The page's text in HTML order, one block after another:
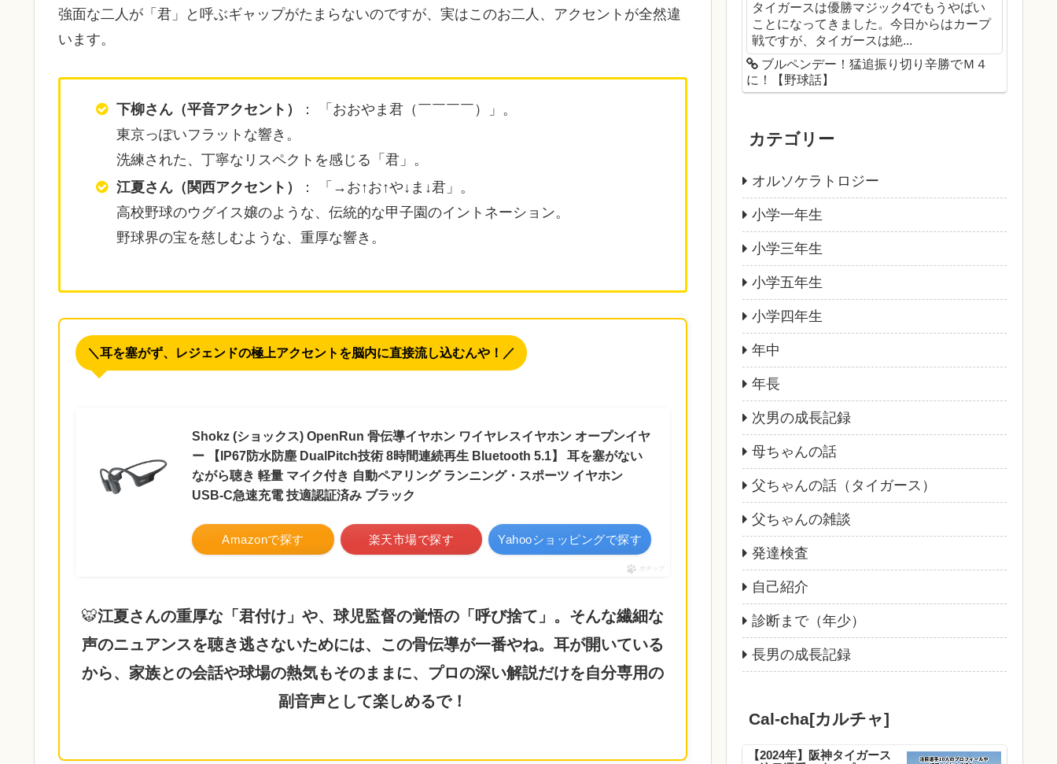
強面な二人が「君」と呼ぶギャップがたまらないのですが、実はこのお二人、アクセントが全然違
います。
下柳さん（平音アクセント）
： 「おおやま君（￣￣￣￣）」。
東京っぽいフラットな響き。
洗練された、丁寧なリスペクトを感じる「君」。
江夏さん（関西アクセント）
： 「→お↑お↑や↓ま↓君」。
高校野球のウグイス嬢のような、伝統的な甲子園のイントネーション。
野球界の宝を慈しむような、重厚な響き。
＼耳を塞がず、レジェンドの極上アクセントを脳内に直接流し込むんや！／
Shokz (ショックス) OpenRun 骨伝導イヤホン ワイヤレスイヤホン オープンイヤ
ー 【IP67防水防塵 DualPitch技術 8時間連続再生 Bluetooth 5.1】 耳を塞がない
ながら聴き 軽量 マイク付き 自動ペアリング ランニング・スポーツ イヤホン
USB-C急速充電 技適認証済み ブラック
Amazonで探す 楽天市場で探す Yahooショッピングで探す
ポチップ
🐯江夏さんの重厚な「君付け」や、球児監督の覚悟の「呼び捨て」。そんな繊細な
声のニュアンスを聴き逃さないためには、この骨伝導が一番やね。耳が開いている
から、家族との会話や球場の熱気もそのままに、プロの深い解説だけを自分専用の
副音声として楽しめるで！
タイガースは優勝マジック4でもうやばい
ことになってきました。今日からはカープ
戦ですが、タイガースは絶...
ブルペンデー！猛追振り切り辛勝でＭ４
に！【野球話】
カテゴリー
オルソケラトロジー
小学一年生
小学三年生
小学五年生
小学四年生
年中
年長
次男の成長記録
母ちゃんの話
父ちゃんの話（タイガース）
父ちゃんの雑談
発達検査
自己紹介
診断まで（年少）
長男の成長記録
Cal-cha[カルチャ]
【2024年】阪神タイガース